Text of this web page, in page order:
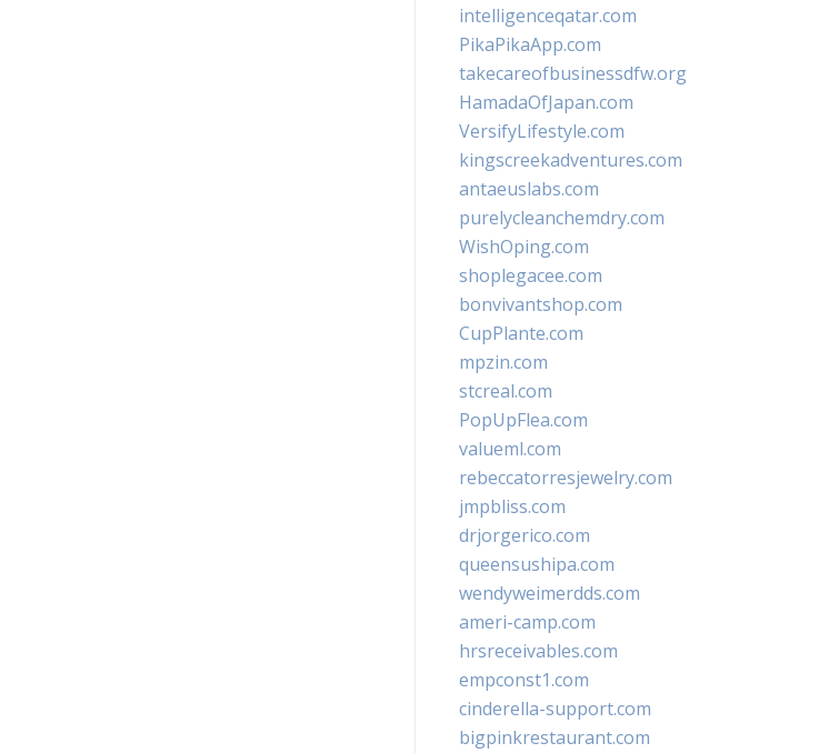
intelligenceqatar.com
PikaPikaApp.com
takecareofbusinessdfw.org
HamadaOfJapan.com
VersifyLifestyle.com
kingscreekadventures.com
antaeuslabs.com
purelycleanchemdry.com
WishOping.com
shoplegacee.com
bonvivantshop.com
CupPlante.com
mpzin.com
stcreal.com
PopUpFlea.com
valueml.com
rebeccatorresjewelry.com
jmpbliss.com
drjorgerico.com
queensushipa.com
wendyweimerdds.com
ameri-camp.com
hrsreceivables.com
empconst1.com
cinderella-support.com
bigpinkrestaurant.com